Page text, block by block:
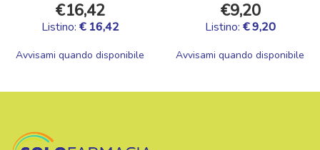
€16,42
Listino: € 16,42
Avvisami quando disponibile
€9,20
Listino: € 9,20
Avvisami quando disponibile